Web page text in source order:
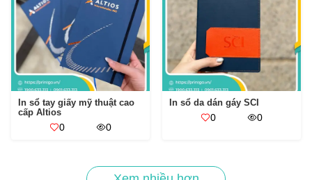
In sổ tay giấy mỹ thuật cao
cấp Altios
0 0
In sổ da dán gáy SCI
0 0